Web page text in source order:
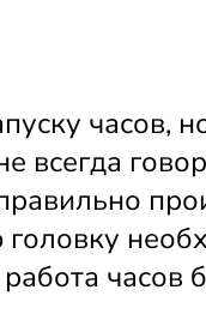
часов,
всегда
часов